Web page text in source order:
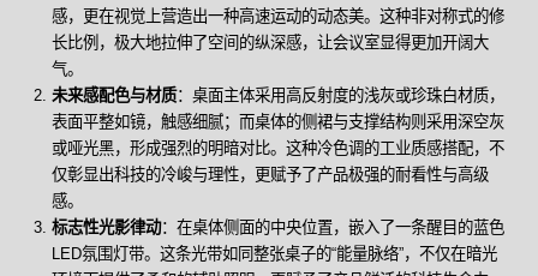
感，更在视觉上营造出一种高速运动的动态美。这种非对称式的修
长比例，极大地拉伸了空间的纵深感，让会议室显得更加开阔大
气。
未来感配色与材质：桌面主体采用高反射度的浅灰或珍珠白材质，
表面平整如镜，触感细腻；而桌体的侧裙与支撑结构则采用深空灰
或哑光黑，形成强烈的明暗对比。这种冷色调的工业质感搭配，不
仅彰显出科技的冷峻与理性，更赋予了产品极强的耐看性与高级
感。
标志性光影律动：在桌体侧面的中央位置，嵌入了一条醒目的蓝色
LED氛围灯带。这条光带如同整张桌子的“能量脉络”，不仅在暗光